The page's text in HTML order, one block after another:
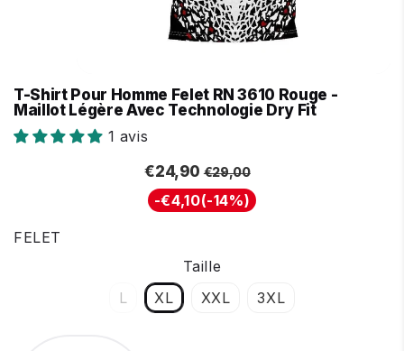
T-Shirt Pour Homme Felet RN 3610 Rouge -
Maillot Légère Avec Technologie Dry Fit
1 avis
€24,90 €29,00Prix
régulier
€29,00
Prix
réduit
€24,90
Unit
price
-€4,10(-14%)
FELET
Taille
L
XL XXL 3XL